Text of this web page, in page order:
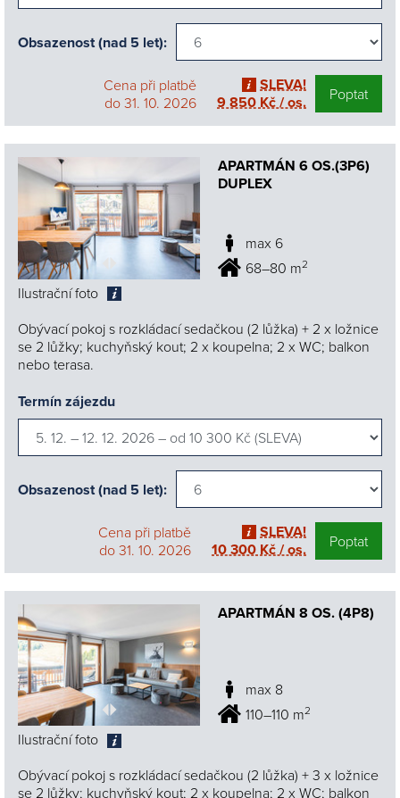
Obsazenost (nad 5 let):
Cena při platbě
do 31. 10. 2026
SLEVA!
9 850 Kč / os.
Poptat
Ilustrační foto
APARTMÁN 6 OS.(3P6)
DUPLEX
max 6
68–80 m2
Obývací pokoj s rozkládací sedačkou (2 lůžka) + 2 x ložnice
se 2 lůžky; kuchyňský kout; 2 x koupelna; 2 x WC; balkon
nebo terasa.
Termín zájezdu
Obsazenost (nad 5 let):
Cena při platbě
do 31. 10. 2026
SLEVA!
10 300 Kč / os.
Poptat
Ilustrační foto
APARTMÁN 8 OS. (4P8)
max 8
110–110 m2
Obývací pokoj s rozkládací sedačkou (2 lůžka) + 3 x ložnice
se 2 lůžky; kuchyňský kout; 2 x koupelna; 2 x WC; balkon